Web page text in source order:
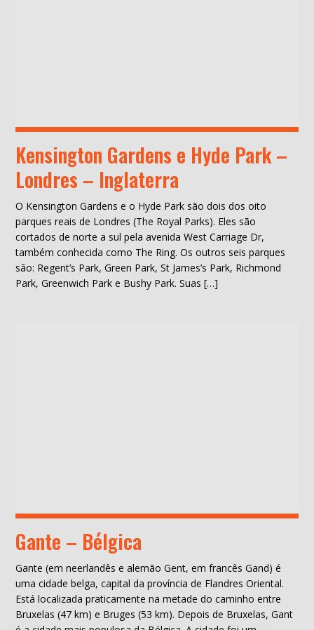
Kensington Gardens e Hyde Park –
Londres – Inglaterra
O Kensington Gardens e o Hyde Park são dois dos oito
parques reais de Londres (The Royal Parks). Eles são
cortados de norte a sul pela avenida West Carriage Dr,
também conhecida como The Ring. Os outros seis parques
são: Regent’s Park, Green Park, St James’s Park, Richmond
Park, Greenwich Park e Bushy Park. Suas […]
Gante – Bélgica
Gante (em neerlandês e alemão Gent, em francês Gand) é
uma cidade belga, capital da província de Flandres Oriental.
Está localizada praticamente na metade do caminho entre
Bruxelas (47 km) e Bruges (53 km). Depois de Bruxelas, Gant